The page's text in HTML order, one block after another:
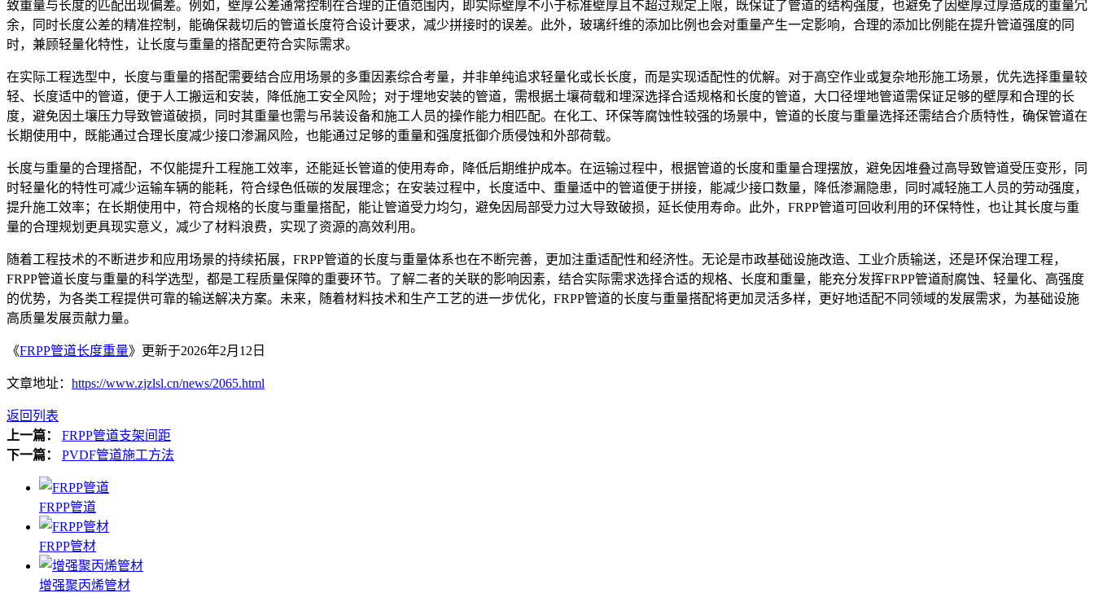
致重量与长度的匹配出现偏差。例如，壁厚公差通常控制在合理的正值范围内，即实际壁厚不小于标准壁厚且不超过规定上限，既保证了管道的结构强度，也避免了因壁厚过厚造成的重量冗
余，同时长度公差的精准控制，能确保裁切后的管道长度符合设计要求，减少拼接时的误差。此外，玻璃纤维的添加比例也会对重量产生一定影响，合理的添加比例能在提升管道强度的同
时，兼顾轻量化特性，让长度与重量的搭配更符合实际需求。
在实际工程选型中，长度与重量的搭配需要结合应用场景的多重因素综合考量，并非单纯追求轻量化或长长度，而是实现适配性的优解。对于高空作业或复杂地形施工场景，优先选择重量较
轻、长度适中的管道，便于人工搬运和安装，降低施工安全风险；对于埋地安装的管道，需根据土壤荷载和埋深选择合适规格和长度的管道，大口径埋地管道需保证足够的壁厚和合理的长
度，避免因土壤压力导致管道破损，同时其重量也需与吊装设备和施工人员的操作能力相匹配。在化工、环保等腐蚀性较强的场景中，管道的长度与重量选择还需结合介质特性，确保管道在
长期使用中，既能通过合理长度减少接口渗漏风险，也能通过足够的重量和强度抵御介质侵蚀和外部荷载。
长度与重量的合理搭配，不仅能提升工程施工效率，还能延长管道的使用寿命，降低后期维护成本。在运输过程中，根据管道的长度和重量合理摆放，避免因堆叠过高导致管道受压变形，同
时轻量化的特性可减少运输车辆的能耗，符合绿色低碳的发展理念；在安装过程中，长度适中、重量适中的管道便于拼接，能减少接口数量，降低渗漏隐患，同时减轻施工人员的劳动强度，
提升施工效率；在长期使用中，符合规格的长度与重量搭配，能让管道受力均匀，避免因局部受力过大导致破损，延长使用寿命。此外，FRPP管道可回收利用的环保特性，也让其长度与重
量的合理规划更具现实意义，减少了材料浪费，实现了资源的高效利用。
随着工程技术的不断进步和应用场景的持续拓展，FRPP管道的长度与重量体系也在不断完善，更加注重适配性和经济性。无论是市政基础设施改造、工业介质输送，还是环保治理工程，
FRPP管道长度与重量的科学选型，都是工程质量保障的重要环节。了解二者的关联的影响因素，结合实际需求选择合适的规格、长度和重量，能充分发挥FRPP管道耐腐蚀、轻量化、高强度
的优势，为各类工程提供可靠的输送解决方案。未来，随着材料技术和生产工艺的进一步优化，FRPP管道的长度与重量搭配将更加灵活多样，更好地适配不同领域的发展需求，为基础设施
高质量发展贡献力量。
《FRPP管道长度重量》更新于2026年2月12日
文章地址： https://www.zjzlsl.cn/news/2065.html
返回列表
上一篇：
FRPP管道支架间距
下一篇：
PVDF管道施工方法
FRPP管道
FRPP管材
增强聚丙烯管材